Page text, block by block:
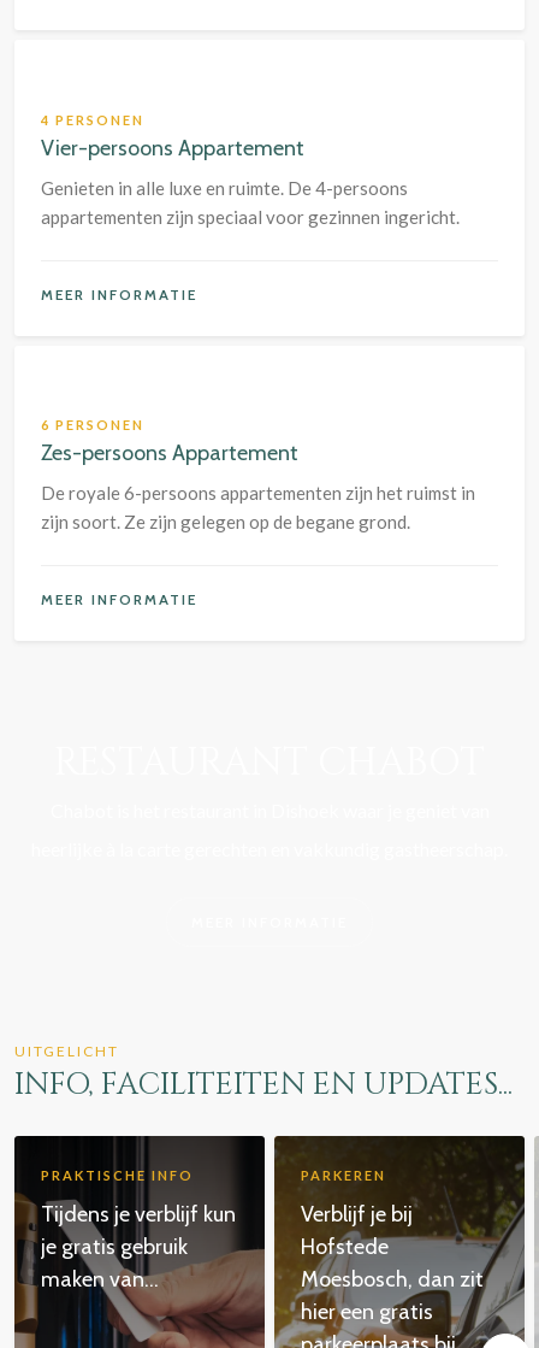
4 PERSONEN
Vier-persoons Appartement
Genieten in alle luxe en ruimte. De 4-persoons
appartementen zijn speciaal voor gezinnen ingericht.
MEER INFORMATIE
6 PERSONEN
Zes-persoons Appartement
De royale 6-persoons appartementen zijn het ruimst in
zijn soort. Ze zijn gelegen op de begane grond.
MEER INFORMATIE
UITGELICHT
INFO, FACILITEITEN EN UPDATES...
PRAKTISCHE INFO
Tijdens je verblijf kun
je gratis gebruik
maken van...
PARKEREN
Verblijf je bij
Hofstede
Moesbosch, dan zit
hier een gratis